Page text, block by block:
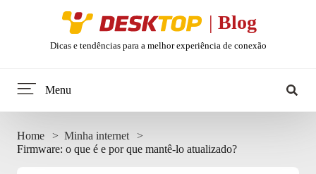
Desktop
| Blog
Dicas e tendências para a melhor experiência de conexão
Menu
Home
Minha internet
Home
Minha internet
Firmware: o que é e por que mantê-lo atualizado?